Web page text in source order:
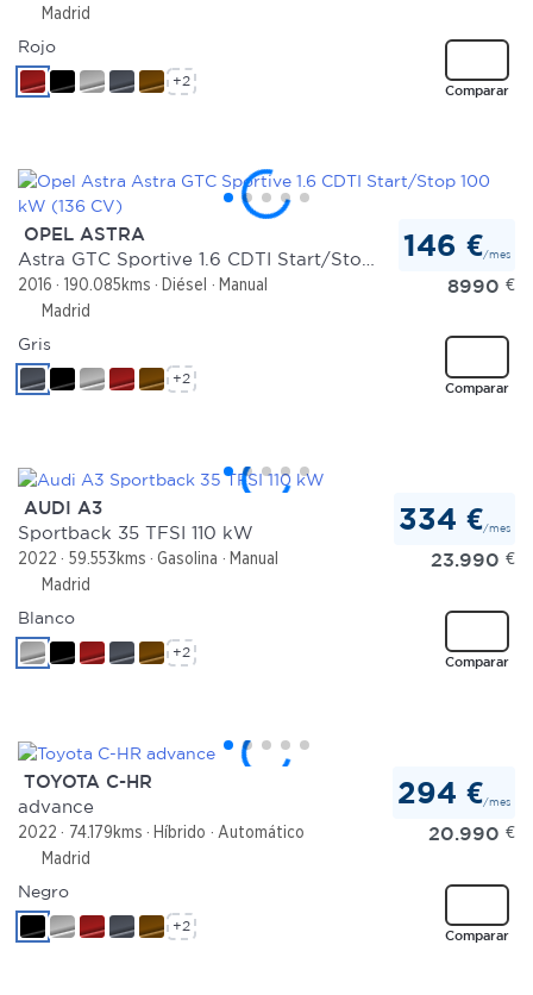
Madrid
Comparar
Rojo
+2
OPEL ASTRA
Astra GTC Sportive 1.6 CDTI Start/Stop 100 kW (136 CV)
2016 190.085kms Diésel
Manual
Madrid
146 €/mes
8990 €
Comparar
Gris
+2
AUDI A3
Sportback 35 TFSI 110 kW
2022 59.553kms Gasolina
Manual
Madrid
334 €/mes
23.990 €
Comparar
Blanco
+2
TOYOTA C-HR
advance
2022 74.179kms Híbrido
Automático
Madrid
294 €/mes
20.990 €
Comparar
Negro
+2